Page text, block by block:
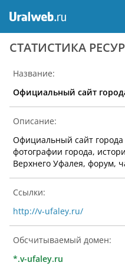
CТАТИСТИКА
Название:
Официальный сайт
Описание:
Официальный сайт
фотографии города,
Верхнего Уфалея, форум,
Ссылки:
http://v-ufaley.ru/
Обсчитываемый домен:
*.v-ufaley.ru